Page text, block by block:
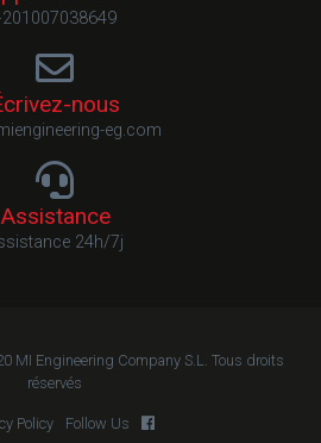
nous
eg.com
Assistance
24h/7j
MI Engineering Company S.L. Tous droits
réservés
Policy Follow Us